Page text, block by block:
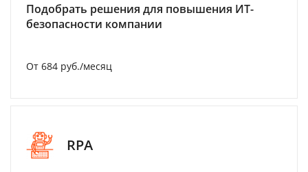
Подобрать решения для повышения ИТ-
безопасности компании
От 684 руб./месяц
RPA